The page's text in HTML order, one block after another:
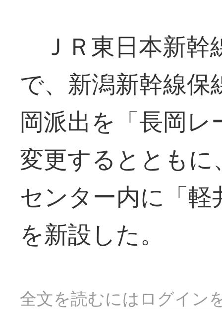
ＪＲ東日本新幹
で、新潟新幹線
岡派出を「長岡
変更するととも
センター内に「
を新設した。
全文を読むにはログイン